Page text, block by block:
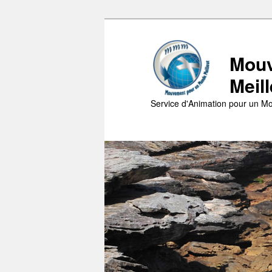
Service d'Animation pour un